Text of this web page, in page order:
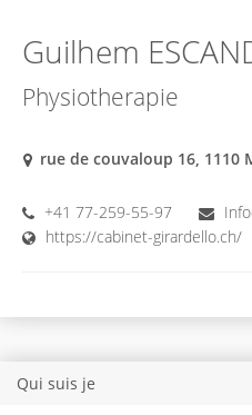
Guilhem
Physiotherapie
rue de couvaloup 16, 1110
+41 77-259-55-97
https://cabinet-girardello.ch/
Qui suis je